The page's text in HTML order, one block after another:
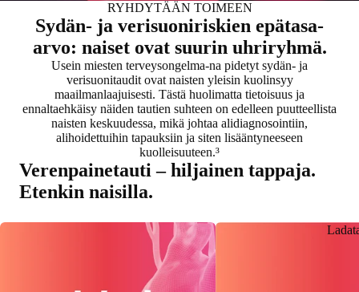
RYHDYTÄÄN TOIMEEN
Sydän- ja verisuoniriskien epätasa-
arvo: naiset ovat suurin uhriryhmä.
Usein miesten terveysongelma-na pidetyt sydän- ja
verisuonitaudit ovat naisten yleisin kuolinsyy
maailmanlaajuisesti. Tästä huolimatta tietoisuus ja
ennaltaehkäisy näiden tautien suhteen on edelleen puutteellista
naisten keskuudessa, mikä johtaa alidiagnosointiin,
alihoidettuihin tapauksiin ja siten lisääntyneeseen
kuolleisuuteen.³
Verenpainetauti – hiljainen tappaja.
Etenkin naisilla.